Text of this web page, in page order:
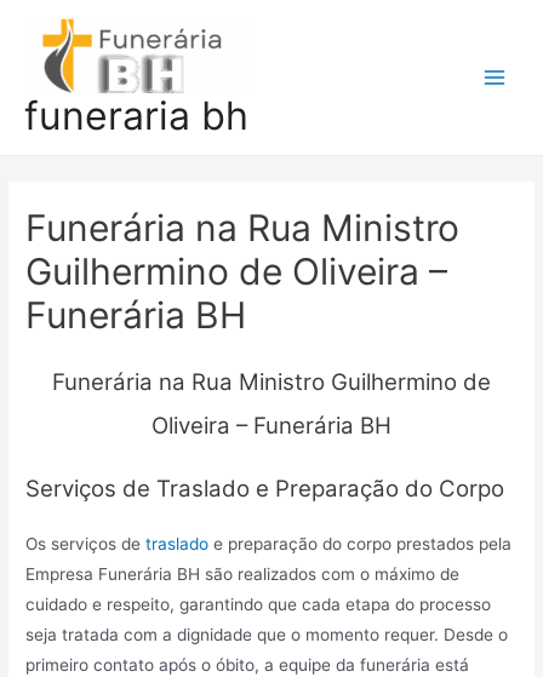
conteúdo
funeraria bh
Funerária na Rua Ministro
Guilhermino de Oliveira –
Funerária BH
Funerária na Rua Ministro Guilhermino de
Oliveira – Funerária BH
Serviços de Traslado e Preparação do Corpo
Os serviços detraslado e preparação do corpo prestados pela
Empresa Funerária BH são realizados com o máximo de
cuidado e respeito, garantindo que cada etapa do processo
seja tratada com a dignidade que o momento requer. Desde o
primeiro contato após o óbito, a equipe da funerária está